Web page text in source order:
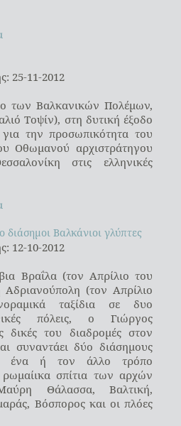
25-11-2012
των Βαλκανικών Πολέμων,
Τοψίν), στη δυτική έξοδο
την προσωπικότητα του
Οθωμανού αρχιστράτηγου
στις ελληνικές
διάσημοι Βαλκάνιοι γλύπτες
διάσημοι Βαλκάνιοι γλύπτες
12-10-2012
Βραΐλα (τον Απρίλιο του
Αδριανούπολη (τον Απρίλιο
ταξίδια σε δυο
πόλεις, ο Γιώργος
δικές του διαδρομές στον
συναντάει δύο διάσημους
ένα ή τον άλλο τρόπο
σπίτια των αρχών
Θάλασσα, Βαλτική,
Βόσπορος και οι πλόες